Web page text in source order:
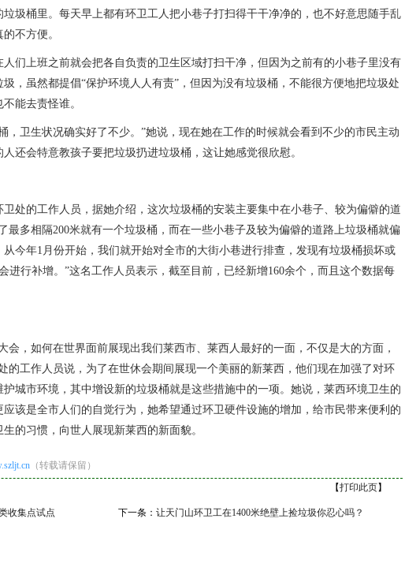
圾桶里。每天早上都有环卫工人把小巷子打扫得干干净净的，也不好意思随手乱
不方便。
们上班之前就会把各自负责的卫生区域打扫干净，但因为之前有的小巷子里没有
，虽然都提倡“保护环境人人有责”，但因为没有垃圾桶，不能很方便地把垃圾处
能去责怪谁。
，卫生状况确实好了不少。”她说，现在她在工作的时候就会看到不少的市民主动
还会特意教孩子要把垃圾扔进垃圾桶，这让她感觉很欣慰。
处的工作人员，据她介绍，这次垃圾桶的安装主要集中在小巷子、较为偏僻的道
最多相隔200米就有一个垃圾桶，而在一些小巷子及较为偏僻的道路上垃圾桶就偏
今年1月份开始，我们就开始对全市的大街小巷进行排查，发现有垃圾桶损坏或
进行补增。”这名工作人员表示，截至目前，已经新增160余个，而且这个数据每
会，如何在世界面前展现出我们莱西市、莱西人最好的一面，不仅是大的方面，
的工作人员说，为了在世休会期间展现一个美丽的新莱西，他们现在加强了对环
城市环境，其中增设新的垃圾桶就是这些措施中的一项。她说，莱西环境卫生的
该是全市人们的自觉行为，她希望通过环卫硬件设施的增加，给市民带来便利的
的习惯，向世人展现新莱西的新面貌。
（转载请保留）
【打印此页】
收集点试点 下一条： 让天门山环卫工在1400米绝壁上捡垃圾你忍心吗？